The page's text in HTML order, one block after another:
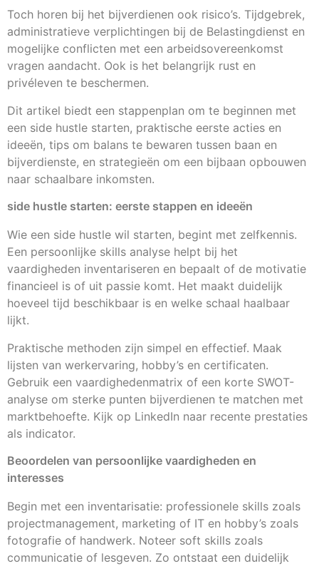
Toch horen bij het bijverdienen ook risico’s. Tijdgebrek,
administratieve verplichtingen bij de Belastingdienst en
mogelijke conflicten met een arbeidsovereenkomst
vragen aandacht. Ook is het belangrijk rust en
privéleven te beschermen.
Dit artikel biedt een stappenplan om te beginnen met
een side hustle starten, praktische eerste acties en
ideeën, tips om balans te bewaren tussen baan en
bijverdienste, en strategieën om een bijbaan opbouwen
naar schaalbare inkomsten.
side hustle starten: eerste stappen en ideeën
Wie een side hustle wil starten, begint met zelfkennis.
Een persoonlijke skills analyse helpt bij het
vaardigheden inventariseren en bepaalt of de motivatie
financieel is of uit passie komt. Het maakt duidelijk
hoeveel tijd beschikbaar is en welke schaal haalbaar
lijkt.
Praktische methoden zijn simpel en effectief. Maak
lijsten van werkervaring, hobby’s en certificaten.
Gebruik een vaardighedenmatrix of een korte SWOT-
analyse om sterke punten bijverdienen te matchen met
marktbehoefte. Kijk op LinkedIn naar recente prestaties
als indicator.
Beoordelen van persoonlijke vaardigheden en
interesses
Begin met een inventarisatie: professionele skills zoals
projectmanagement, marketing of IT en hobby’s zoals
fotografie of handwerk. Noteer soft skills zoals
communicatie of lesgeven. Zo ontstaat een duidelijk